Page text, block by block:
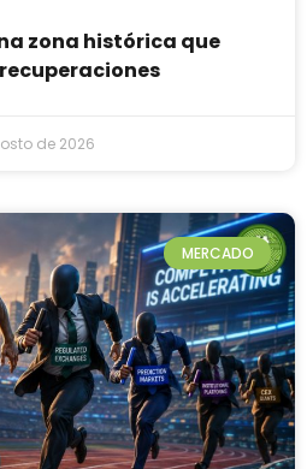
zona histórica que
de 2026
MERCADO